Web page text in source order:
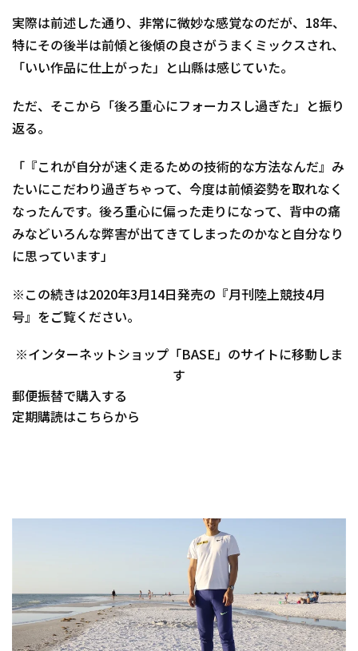
実際は前述した通り、非常に微妙な感覚なのだが、18年、
特にその後半は前傾と後傾の良さがうまくミックスされ、
「いい作品に仕上がった」と山縣は感じていた。
ただ、そこから「後ろ重心にフォーカスし過ぎた」と振り
返る。
「『これが自分が速く走るための技術的な方法なんだ』み
たいにこだわり過ぎちゃって、今度は前傾姿勢を取れなく
なったんです。後ろ重心に偏った走りになって、背中の痛
みなどいろんな弊害が出てきてしまったのかなと自分なり
に思っています」
※この続きは2020年3月14日発売の『月刊陸上競技4月
号』をご覧ください。
※インターネットショップ「BASE」のサイトに移動しま
す
郵便振替で購入する
定期購読はこちらから